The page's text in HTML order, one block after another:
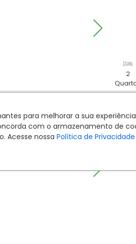
para melhorar a sua
com o armazenamento de
Acesse nossa Política de Privacidade
2
Rua